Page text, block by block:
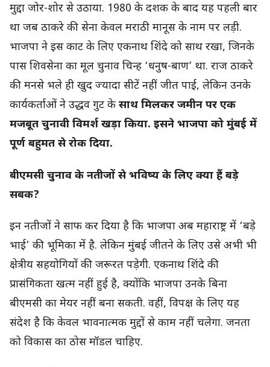
मुद्दा जोर-शोर से उठाया. 1980 के दशक के बाद यह पहली बार
था जब ठाकरे की सेना केवल मराठी मानूस के नाम पर लड़ी.
भाजपा ने इस काट के लिए एकनाथ शिंदे को साथ रखा, जिनके
पास शिवसेना का मूल चुनाव चिन्ह ‘धनुष-बाण’ था. राज ठाकरे
की मनसे भले ही खुद ज्यादा सीटें नहीं जीत पाई, लेकिन उनके
कार्यकर्ताओं ने उद्धव गुट के साथ मिलकर जमीन पर एक
मजबूत चुनावी विमर्श खड़ा किया. इसने भाजपा को मुंबई में
पूर्ण बहुमत से रोक दिया.
बीएमसी चुनाव के नतीजों से भविष्य के लिए क्या हैं बड़े
सबक?
इन नतीजों ने साफ कर दिया है कि भाजपा अब महाराष्ट्र में ‘बड़े
भाई’ की भूमिका में है. लेकिन मुंबई जीतने के लिए उसे अभी भी
क्षेत्रीय सहयोगियों की जरूरत पड़ेगी. एकनाथ शिंदे की
प्रासंगिकता खत्म नहीं हुई है, क्योंकि भाजपा उनके बिना
बीएमसी का मेयर नहीं बना सकती. वहीं, विपक्ष के लिए यह
संदेश है कि केवल भावनात्मक मुद्दों से काम नहीं चलेगा. जनता
को विकास का ठोस मॉडल चाहिए.